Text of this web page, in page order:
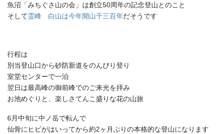
魚沼「みちぐさ山の会」は創立50周年の記念登山とのこと
そして霊峰 白山は今年開山千三百年だそうです
行程は
別当登山口から砂防新道をのんびり登り
室堂センターで一泊
翌日は最高峰の御前峰でのご来光を拝み
お池めぐりと、楽しさてんこ盛りな花の山旅
6月中旬に中ノ岳で転んで
仙骨にヒビがはいってから約2ヶ月ぶりの本格的な登山になります